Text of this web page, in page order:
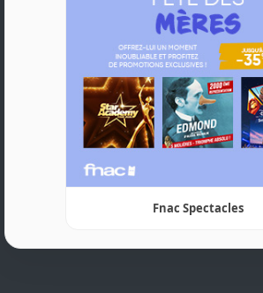
Fnac Spectacles